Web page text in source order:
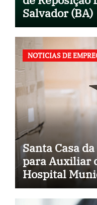
Salvador (BA)
NOTICIAS DE
Santa Casa
para Auxiliar
Hospital
(BA)